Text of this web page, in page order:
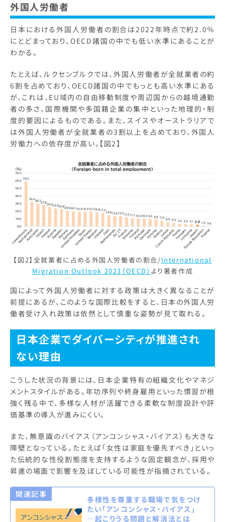
外国人労働者
日本における外国人労働者の割合は2022年時点で約2.0％
にとどまっており、OECD諸国の中でも低い水準にあることが
わかる。
たとえば、ルクセンブルクでは、外国人労働者が全就業者の約
6割を占めており、OECD諸国の中でもっとも高い水準にある
が、これは、EU域内の自由移動制度や周辺国からの越境通勤
者の多さ、国際機関や多国籍企業の集中といった地理的・制
度的要因によるものである。また、スイスやオーストラリアで
は外国人労働者が全就業者の3割以上を占めており、外国人
労働力への依存度が高い。【図2】
【図2】全就業者に占める外国人労働者の割合/International
Migration Outlook 2023（OECD） より著者作成
国によって外国人労働者に対する政策は大きく異なることが
前提にあるが、このような国際比較をすると、日本の外国人労
働者受け入れ政策は依然として慎重な姿勢が見て取れる。
日本企業でダイバーシティが推進され
ない理由
こうした状況の背景には、日本企業特有の組織文化やマネジ
メントスタイルがある。年功序列や終身雇用といった慣習が根
強く残る中で、多様な人材が活躍できる柔軟な制度設計や評
価基準の導入が進みにくい。
また、無意識のバイアス（アンコンシャス・バイアス）も大きな
障壁となっている。たとえば「女性は家庭を優先すべき」といっ
た伝統的な性役割態度を支持するような固定観念が、採用や
昇進の場面で影響を及ぼしている可能性が指摘されている。
関連記事
多様性を尊重する職場で気をつけ
たい「アンコンシャス・バイアス」
―起こりうる問題と解消法とは